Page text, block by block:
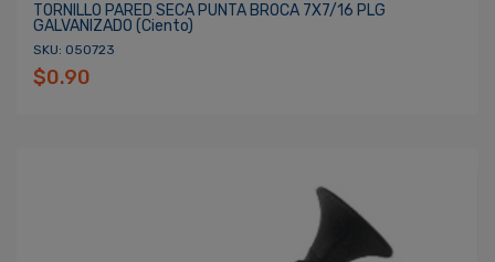
TORNILLO PARED SECA PUNTA BROCA 7X7/16 PLG
GALVANIZADO (ciento)
SKU: 050723
$0.90